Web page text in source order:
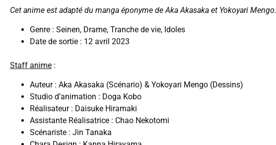
Cet anime est adapté du manga éponyme de Aka Akasaka et Yokoyari Mengo.
Genre : Seinen, Drame, Tranche de vie, Idoles
Date de sortie : 12 avril 2023
Staff anime :
Auteur : Aka Akasaka (Scénario) & Yokoyari Mengo (Dessins)
Studio d’animation : Doga Kobo
Réalisateur : Daisuke Hiramaki
Assistante Réalisatrice : Chao Nekotomi
Scénariste : Jin Tanaka